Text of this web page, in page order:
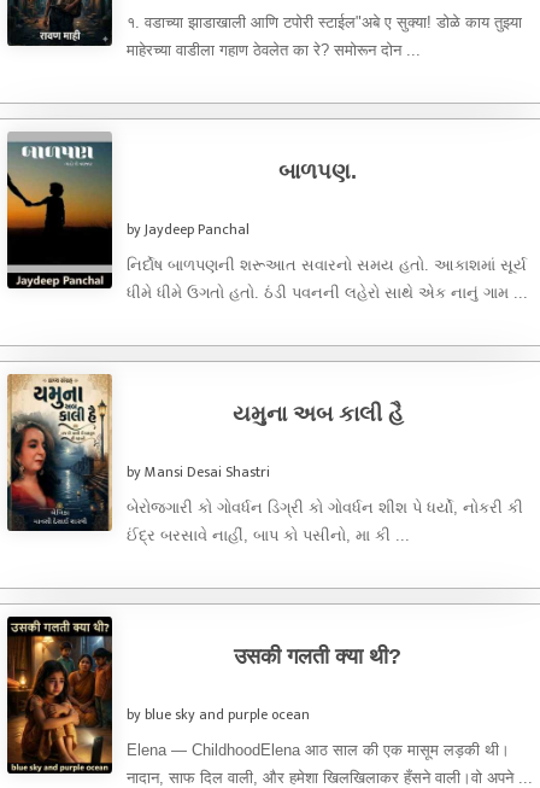
​१. वडाच्या झाडाखाली आणि टपोरी स्टाईल ​"अबे ए सुक्या! डोळे काय तुझ्या
माहेरच्या वाडीला गहाण ठेवलेत का रे? समोरून दोन ...
બાળપણ.
by Jaydeep Panchal
નિર્દોષ બાળપણની શરૂઆત સવારનો સમય હતો. આકાશમાં સૂર્ય
ધીમે ધીમે ઉગતો હતો. ઠંડી પવનની લહેરો સાથે એક નાનું ગામ ...
યમુના અબ કાલી હૈ
by Mansi Desai Shastri
બેરોજગારી કો ગોવર્ધન ડિગ્રી કો ગોવર્ધન શીશ પે ધર્યો, નોકરી કી
ઈંદ્ર બરસાવે નાહીં, બાપ કો પસીનો, મા કી ...
उसकी गलती क्या थी?
by blue sky and purple ocean
Elena — ChildhoodElena आठ साल की एक मासूम लड़की थी।
नादान, साफ दिल वाली, और हमेशा खिलखिलाकर हँसने वाली।वो अपने ...